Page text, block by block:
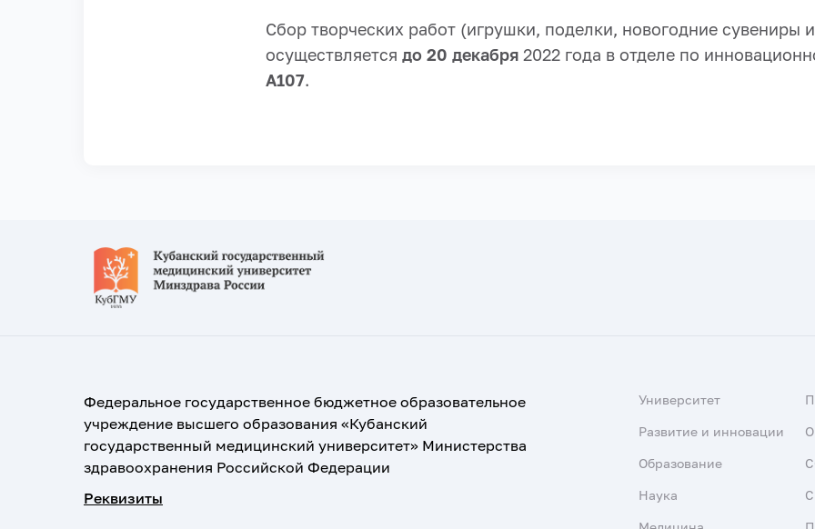
Сбор творческих работ (игрушки, поделки, новогодние сувениры
осуществляется до 20 декабря 2022 года в отделе по
А107.
Федеральное государственное бюджетное образовательное
учреждение высшего образования «Кубанский
государственный медицинский университет» Министерства
здравоохранения Российской Федерации
Реквизиты
Университет
Развитие и инновации
Образование
Наука